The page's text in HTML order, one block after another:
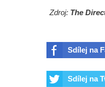
Zdroj: The
Sdílej na
Sdílej na